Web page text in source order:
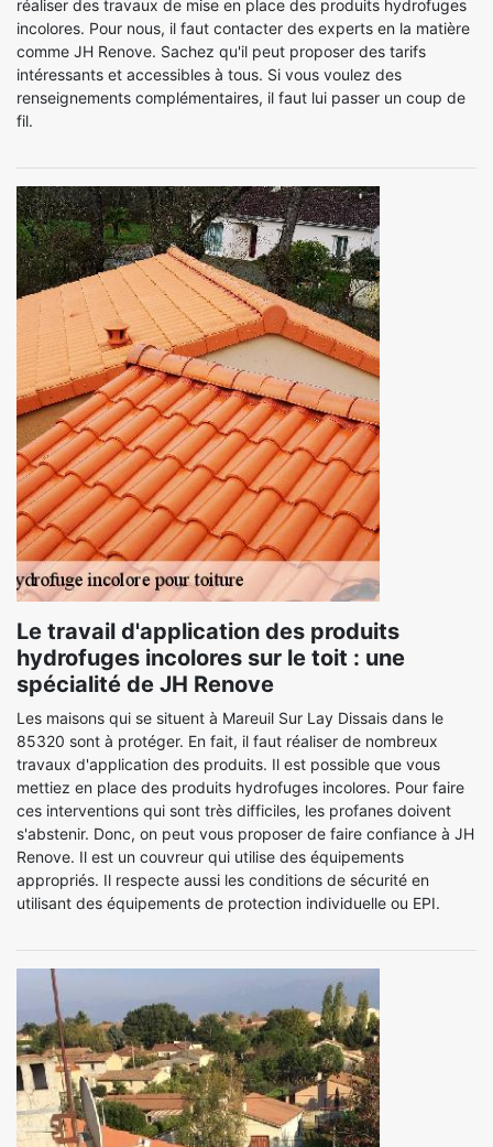
réaliser des travaux de mise en place des produits hydrofuges
incolores. Pour nous, il faut contacter des experts en la matière
comme JH Renove. Sachez qu'il peut proposer des tarifs
intéressants et accessibles à tous. Si vous voulez des
renseignements complémentaires, il faut lui passer un coup de
fil.
Le travail d'application des produits
hydrofuges incolores sur le toit : une
spécialité de JH Renove
Les maisons qui se situent à Mareuil Sur Lay Dissais dans le
85320 sont à protéger. En fait, il faut réaliser de nombreux
travaux d'application des produits. Il est possible que vous
mettiez en place des produits hydrofuges incolores. Pour faire
ces interventions qui sont très difficiles, les profanes doivent
s'abstenir. Donc, on peut vous proposer de faire confiance à JH
Renove. Il est un couvreur qui utilise des équipements
appropriés. Il respecte aussi les conditions de sécurité en
utilisant des équipements de protection individuelle ou EPI.